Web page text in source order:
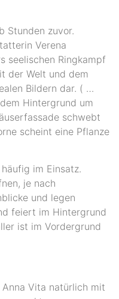
Stunden zuvor.
Verena
seelischen Ringkampf
der Welt und dem
Bildern dar. ( …
Hintergrund um
schwebt
scheint eine Pflanze
im Einsatz.
je nach
und legen
feiert im Hintergrund
ist im Vordergrund
Vita natürlich mit